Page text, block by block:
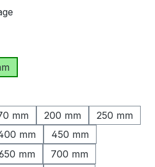
mm 200 mm
250 mm
mm
450 mm
mm
700 mm